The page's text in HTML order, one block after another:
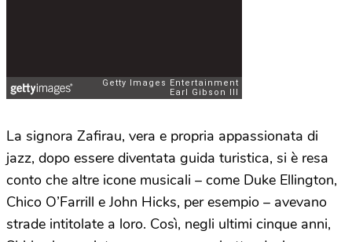
La signora Zafirau, vera e propria appassionata di
jazz, dopo essere diventata guida turistica, si è resa
conto che altre icone musicali – come Duke Ellington,
Chico O’Farrill e John Hicks, per esempio – avevano
strade intitolate a loro. Così, negli ultimi cinque anni,